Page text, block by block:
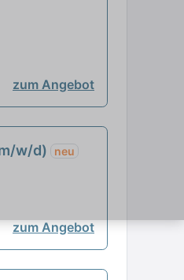
zum Angebot
w/d) neu
zum Angebot